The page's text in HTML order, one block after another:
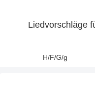
Liedvorschläge
H/F/G/g